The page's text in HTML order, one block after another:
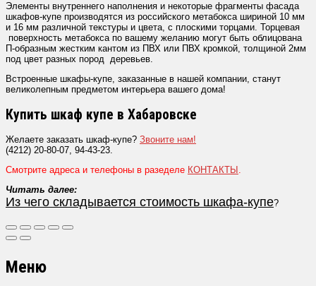
Элементы внутреннего наполнения и некоторые фрагменты фасада
шкафов-купе производятся из российского метабокса шириной 10 мм
и 16 мм различной текстуры и цвета, с плоскими торцами. Торцевая
поверхность метабокса по вашему желанию могут быть облицована
П-образным жестким кантом из ПВХ или ПВХ кромкой, толщиной 2мм
под цвет разных пород деревьев.
Встроенные шкафы-купе, заказанные в нашей компании, станут
великолепным предметом интерьера вашего дома!
Купить шкаф купе в Хабаровске
Желаете заказать шкаф-купе? Звоните нам!
(4212) 20-80-07, 94-43-23.
Смотрите адреса и телефоны в разеделе КОНТАКТЫ
Читать далее:
Из чего складывается стоимость шкафа-купе?
Меню